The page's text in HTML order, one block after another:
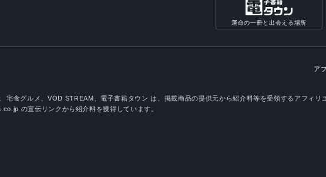
運命の一冊と出会える場所
ア
食グルメ、VOD STREAM、電子書籍タウン は、掲載商品の提供元から紹介料等を受領するアフィリ
の宣伝リンクから紹介料を獲得しています。